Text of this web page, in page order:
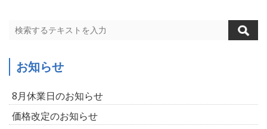
お知らせ
8月休業日のお知らせ
価格改定のお知らせ